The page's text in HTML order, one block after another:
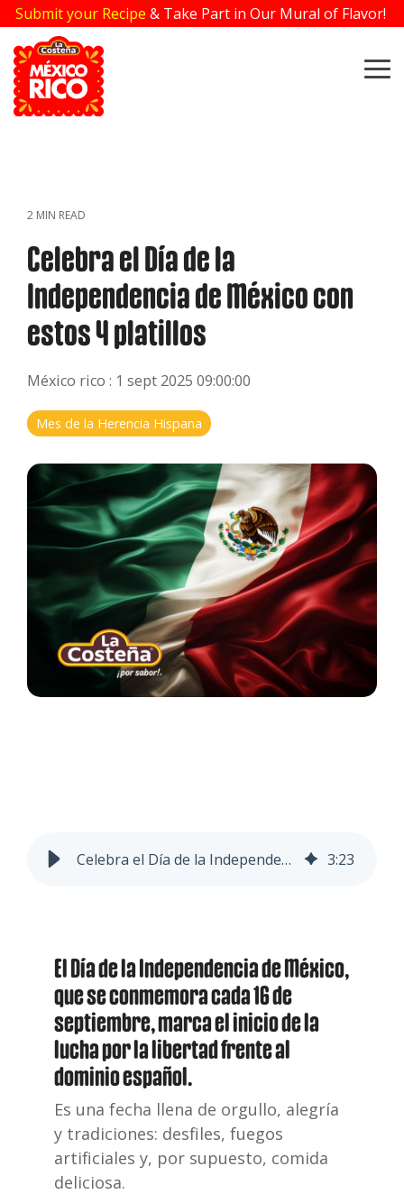
Skip
to
the
main
content.
Submit your Recipe & Take Part in Our Mural of Flavor!
2 MIN READ
Celebra el Día de la
Independencia de México con
estos 4 platillos
México rico : 1 sept 2025 09:00:00
Mes de la Herencia Hispana
Celebra el Día de la Independencia de México con estos 4 platillos 3:23
El Día de la Independencia de México,
que se conmemora cada 16 de
septiembre, marca el inicio de la
lucha por la libertad frente al
dominioespañol.
Es una fecha llena de orgullo, alegría
y tradiciones: desfiles, fuegos
artificiales y, por supuesto, comida
deliciosa.